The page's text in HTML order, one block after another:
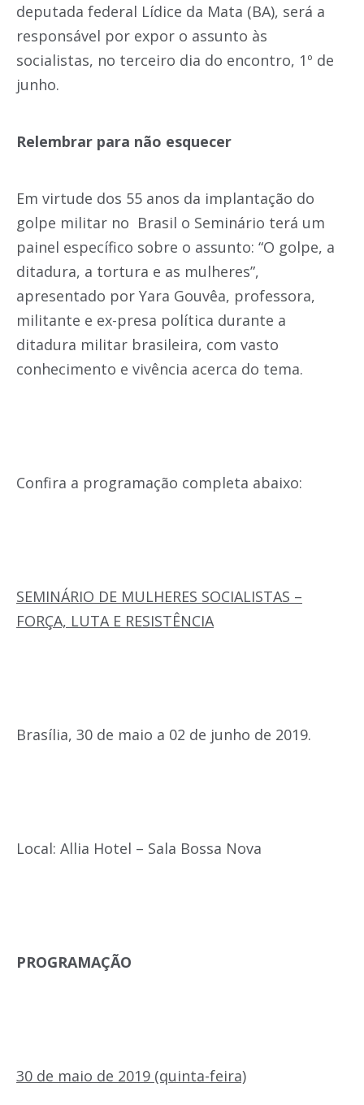
deputada federal Lídice da Mata (BA), será a
responsável por expor o assunto às
socialistas, no terceiro dia do encontro, 1º de
junho.
Relembrar para não esquecer
Em virtude dos 55 anos da implantação do
golpe militar no Brasil o Seminário terá um
painel específico sobre o assunto: “O golpe, a
ditadura, a tortura e as mulheres”,
apresentado por Yara Gouvêa, professora,
militante e ex-presa política durante a
ditadura militar brasileira, com vasto
conhecimento e vivência acerca do tema.
Confira a programação completa abaixo:
SEMINÁRIO DE MULHERES SOCIALISTAS –
FORÇA, LUTA E RESISTÊNCIA
Brasília, 30 de maio a 02 de junho de 2019.
Local: Allia Hotel – Sala Bossa Nova
PROGRAMAÇÃO
30 de maio de 2019 (quinta-feira)